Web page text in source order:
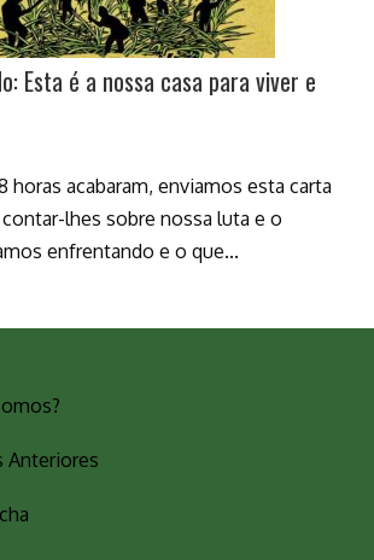
Esta é a nossa casa para viver e
horas acabaram, enviamos esta carta
lhes sobre nossa luta e o
enfrentando e o que...
Anteriores